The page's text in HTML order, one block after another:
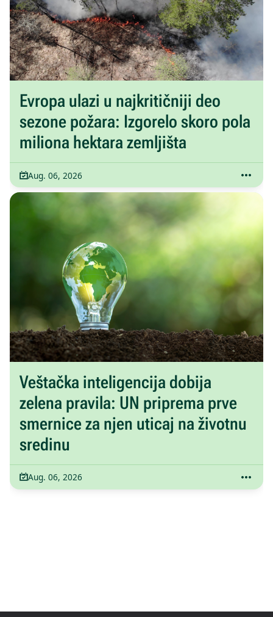
Evropa ulazi u najkritičniji deo
sezone požara: Izgorelo skoro pola
miliona hektara zemljišta
Aug. 06, 2026
Veštačka inteligencija dobija
zelena pravila: UN priprema prve
smernice za njen uticaj na životnu
sredinu
Aug. 06, 2026